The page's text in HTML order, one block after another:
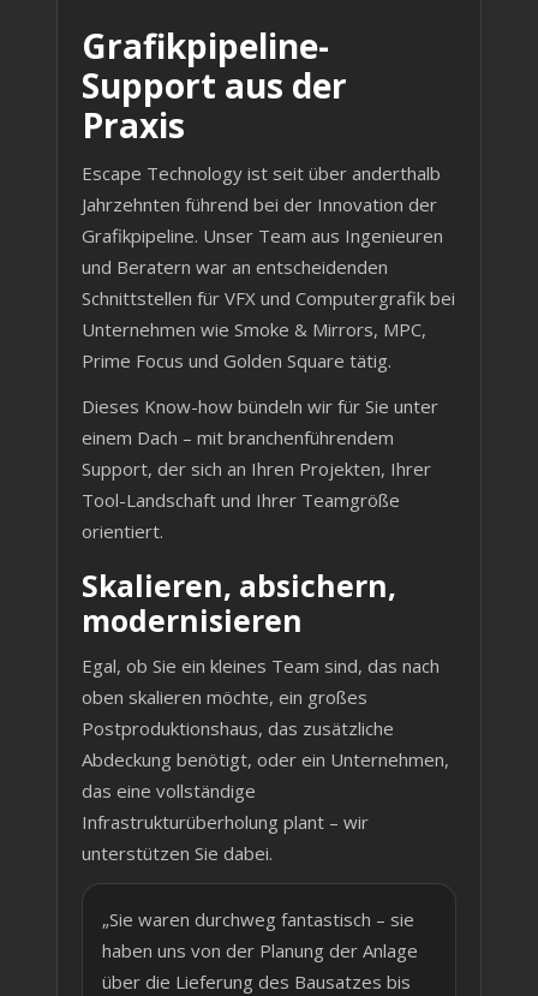
Grafikpipeline-
Support aus der
Praxis
Escape Technology ist seit über anderthalb
Jahrzehnten führend bei der Innovation der
Grafikpipeline. Unser Team aus Ingenieuren
und Beratern war an entscheidenden
Schnittstellen für VFX und Computergrafik bei
Unternehmen wie Smoke & Mirrors, MPC,
Prime Focus und Golden Square tätig.
Dieses Know-how bündeln wir für Sie unter
einem Dach – mit branchenführendem
Support, der sich an Ihren Projekten, Ihrer
Tool-Landschaft und Ihrer Teamgröße
orientiert.
Skalieren, absichern,
modernisieren
Egal, ob Sie ein kleines Team sind, das nach
oben skalieren möchte, ein großes
Postproduktionshaus, das zusätzliche
Abdeckung benötigt, oder ein Unternehmen,
das eine vollständige
Infrastrukturüberholung plant – wir
unterstützen Sie dabei.
„Sie waren durchweg fantastisch – sie
haben uns von der Planung der Anlage
über die Lieferung des Bausatzes bis